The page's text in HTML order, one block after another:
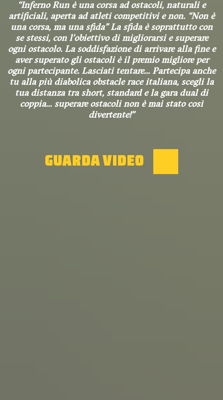
Inferno Run è una corsa ad ostacoli, naturali e
artificiali, aperta ad atleti competitivi e non. “Non è
una corsa, ma una sfida” La sfida è soprattutto con
se stessi, con l’obiettivo di migliorarsi e superare
ogni ostacolo. La soddisfazione di arrivare alla fine e
aver superato gli ostacoli è il premio migliore per
ogni partecipante. Lasciati tentare... Partecipa anche
tu alla più diabolica obstacle race italiana, scegli la
tua distanza tra short, standard e la gara dual di
coppia... superare ostacoli non è mai stato così
divertente!
GUARDA VIDEO